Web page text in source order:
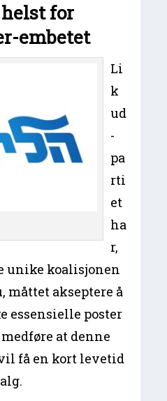
for
embetet
Li
k
ud
-
pa
rti
et
ha
r,
unike koalisjonen
måttet akseptere å
essensielle poster
at denne
få en kort levetid